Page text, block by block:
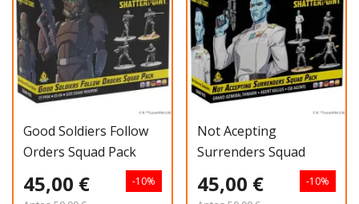
Good Soldiers Follow
Orders Squad Pack
45,00 € -10%
Not Acepting
Surrenders Squad
45,00 € -10%